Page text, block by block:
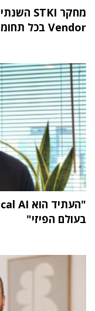
Vendor בכל תחומי שוק ה-IT
בעולם הפיזי"